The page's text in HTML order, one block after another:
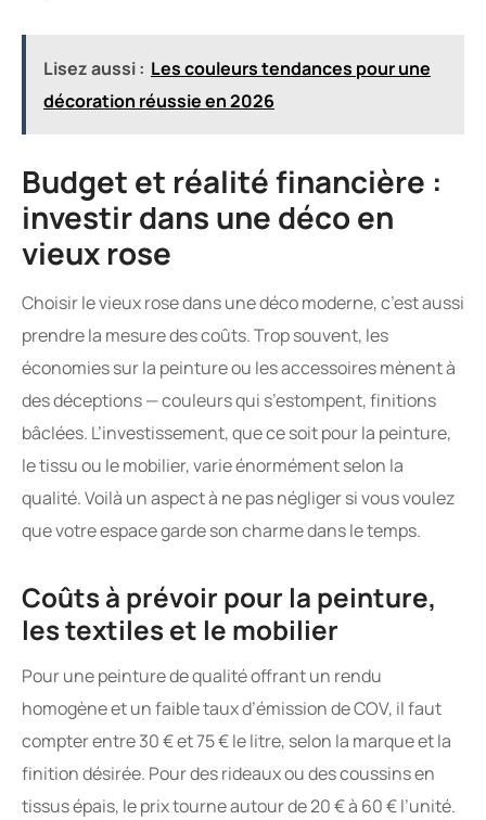
Lisez aussi : Les couleurs tendances pour une
décoration réussie en 2026
Budget et réalité financière :
investir dans une déco en
vieux rose
Choisir le vieux rose dans une déco moderne, c’est aussi
prendre la mesure des coûts. Trop souvent, les
économies sur la peinture ou les accessoires mènent à
des déceptions — couleurs qui s’estompent, finitions
bâclées. L’investissement, que ce soit pour la peinture,
le tissu ou le mobilier, varie énormément selon la
qualité. Voilà un aspect à ne pas négliger si vous voulez
que votre espace garde son charme dans le temps.
Coûts à prévoir pour la peinture,
les textiles et le mobilier
Pour une peinture de qualité offrant un rendu
homogène et un faible taux d’émission de COV, il faut
compter entre 30 € et 75 € le litre, selon la marque et la
finition désirée. Pour des rideaux ou des coussins en
tissus épais, le prix tourne autour de 20 € à 60 € l’unité.